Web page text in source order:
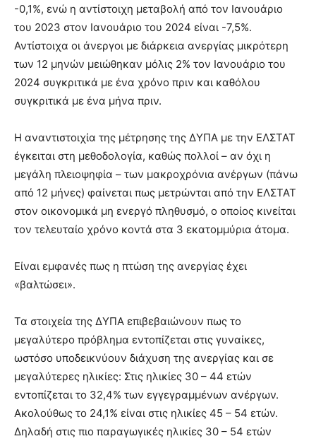
-0,1%, ενώ η αντίστοιχη μεταβολή από τον Ιανουάριο
του 2023 στον Ιανουάριο του 2024 είναι -7,5%.
Αντίστοιχα οι άνεργοι με διάρκεια ανεργίας μικρότερη
των 12 μηνών μειώθηκαν μόλις 2% τον Ιανουάριο του
2024 συγκριτικά με ένα χρόνο πριν και καθόλου
συγκριτικά με ένα μήνα πριν.
Η αναντιστοιχία της μέτρησης της ΔΥΠΑ με την ΕΛΣΤΑΤ
έγκειται στη μεθοδολογία, καθώς πολλοί – αν όχι η
μεγάλη πλειοψηφία – των μακροχρόνια ανέργων (πάνω
από 12 μήνες) φαίνεται πως μετρώνται από την ΕΛΣΤΑΤ
στον οικονομικά μη ενεργό πληθυσμό, ο οποίος κινείται
τον τελευταίο χρόνο κοντά στα 3 εκατομμύρια άτομα.
Είναι εμφανές πως η πτώση της ανεργίας έχει
«βαλτώσει».
Τα στοιχεία της ΔΥΠΑ επιβεβαιώνουν πως το
μεγαλύτερο πρόβλημα εντοπίζεται στις γυναίκες,
ωστόσο υποδεικνύουν διάχυση της ανεργίας και σε
μεγαλύτερες ηλικίες: Στις ηλικίες 30 – 44 ετών
εντοπίζεται το 32,4% των εγγεγραμμένων ανέργων.
Ακολούθως το 24,1% είναι στις ηλικίες 45 – 54 ετών.
Δηλαδή στις πιο παραγωγικές ηλικίες 30 – 54 ετών